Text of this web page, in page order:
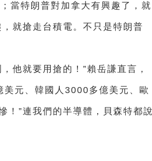
當特朗普對加拿大有興趣了，就
就搶走台積電。不只是特朗普
他就要用搶的！”賴岳謙直言，
元、韓國人3000多億美元、歐
！”連我們的半導體，貝森特都說